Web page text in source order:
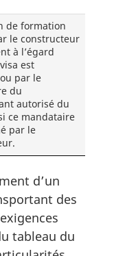
de formation
le constructeur
à l’égard
est
par le
du
autorisé du
ce mandataire
par le
d’un
des
tableau du